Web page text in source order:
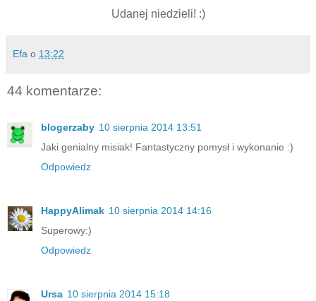
Udanej niedzieli! :)
Efa o 13:22
44 komentarze:
blogerzaby 10 sierpnia 2014 13:51
Jaki genialny misiak! Fantastyczny pomysł i wykonanie :)
Odpowiedz
HappyAlimak 10 sierpnia 2014 14:16
Superowy:)
Odpowiedz
Ursa 10 sierpnia 2014 15:18